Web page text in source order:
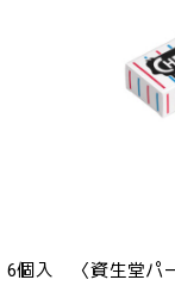
6個入
〈資生堂